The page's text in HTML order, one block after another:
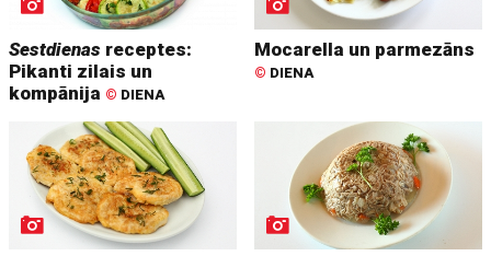
Sestdienas receptes:
Pikanti zilais un
kompānija © DIENA
Mocarella un parmezāns
© DIENA